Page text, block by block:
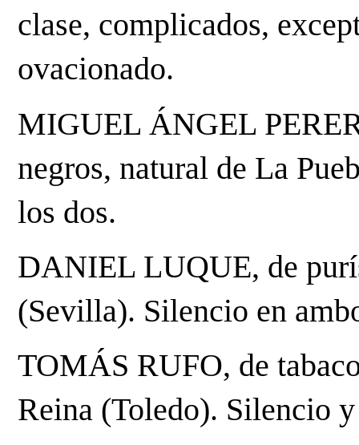
clase, complicados,
ovacionado.
MIGUEL ÁNGEL
negros, natural de La
los dos.
DANIEL LUQUE, de
(Sevilla). Silencio en
TOMÁS RUFO, de
Reina (Toledo). Silencio